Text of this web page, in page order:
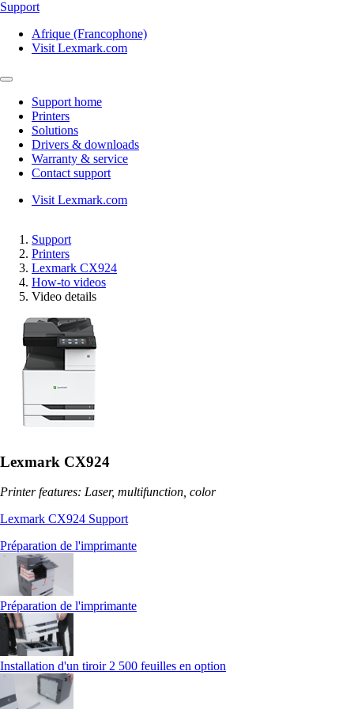
Support
Afrique (Francophone)
Visit Lexmark.com
Support home
Printers
Solutions
Drivers & downloads
Warranty & service
Contact support
Visit Lexmark.com
Support
Printers
Lexmark CX924
How-to videos
Video details
Lexmark CX924
Printer features: Laser, multifunction, color
Lexmark CX924 Support
Préparation de l'imprimante
Préparation de l'imprimante
Installation d'un tiroir 2 500 feuilles en option